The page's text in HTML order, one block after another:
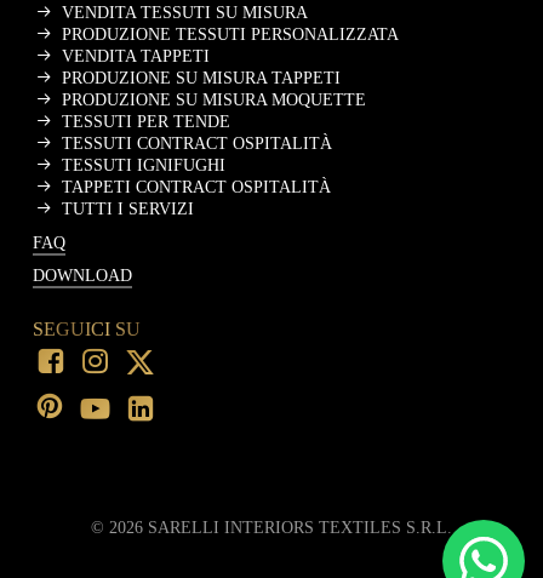
VENDITA TESSUTI SU MISURA
PRODUZIONE TESSUTI PERSONALIZZATA
VENDITA TAPPETI
PRODUZIONE SU MISURA TAPPETI
PRODUZIONE SU MISURA MOQUETTE
TESSUTI PER TENDE
TESSUTI CONTRACT OSPITALITÀ
TESSUTI IGNIFUGHI
TAPPETI CONTRACT OSPITALITÀ
TUTTI I SERVIZI
FAQ
DOWNLOAD
SEGUICI SU
© 2026SARELLI INTERIORS TEXTILES S.R.L.